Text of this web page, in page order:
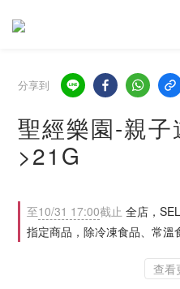
分享到
聖經樂園-親子
>21G
至10/31 17:00截止 全店，
指定商品，除冷凍食品、常
查看